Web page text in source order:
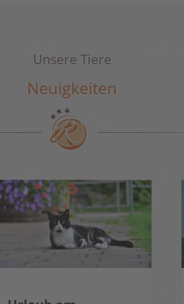
Unsere Tiere
Neuigkeiten